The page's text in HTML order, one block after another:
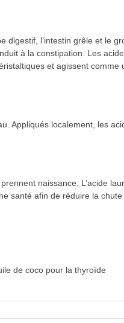
digestif, l’intestin grêle et le
à la constipation. Les
et agissent comme
Appliqués localement, les
naissance. L’acide
santé afin de réduire la chute
de coco pour la thyroïde